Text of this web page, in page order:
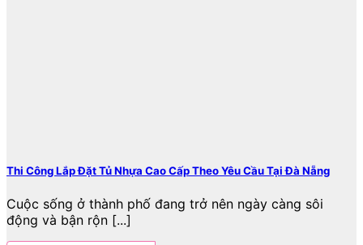
Thi Công Lắp Đặt Tủ Nhựa Cao Cấp Theo Yêu Cầu Tại Đà Nẵng
Cuộc sống ở thành phố đang trở nên ngày càng sôi
động và bận rộn [...]